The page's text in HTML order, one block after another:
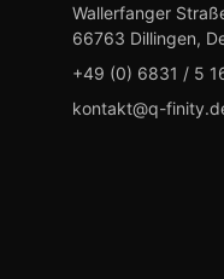
Wallerfanger
66763 Dillingen,
+49 (0) 6831 / 5
kontakt@q-